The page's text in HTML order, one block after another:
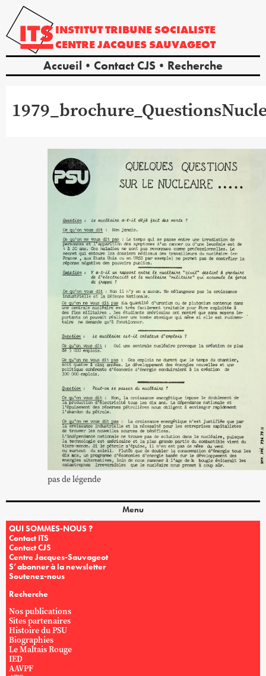
INSTITUTTRIBUNE SOCIALISTE
CENTREJACQUES SAUVAGEOT
Accueil Contact CJS Recherche
pas de légende
Menu
QUI SOMMES-NOUS ?
Contact ITS
Contact CJS
Centre Jacques-Sauvageot
S’abonner à la newsletter
Soutenez-nous
Recherche
Nos publications
Sites partenaires
Histoire du PSU
Biographies
Le Maltais Rouge
IED
AAVPF